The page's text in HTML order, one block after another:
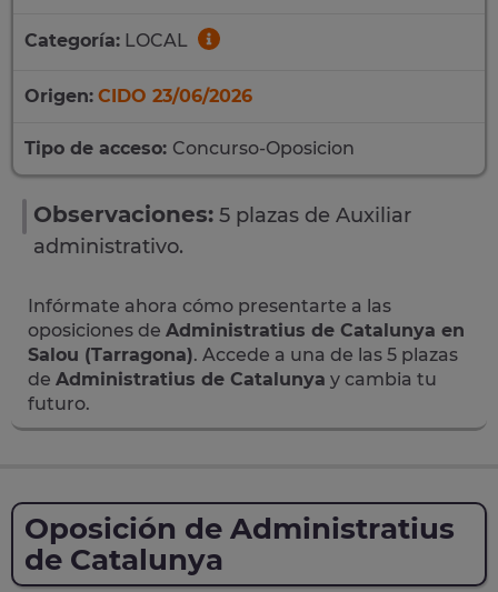
Categoría: LOCAL
Origen: CIDO 23/06/2026
Tipo de acceso: Concurso-Oposicion
Observaciones: 5 plazas de Auxiliar
administrativo.
Infórmate ahora cómo presentarte a las
oposiciones de Administratius de Catalunya en
Salou (Tarragona). Accede a una de las 5 plazas
de Administratius de Catalunya y cambia tu
futuro.
Oposición de Administratius
de Catalunya